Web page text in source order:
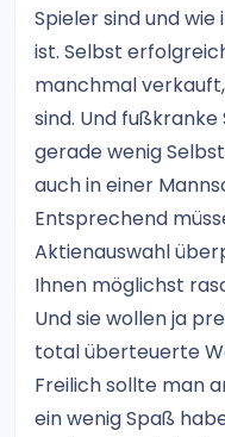
Spieler sind und
ist. Selbst
manchmal
sind. Und
gerade wenig
auch in einer
Entsprechend
Aktienauswahl
Ihnen möglichst
Und sie wollen ja
total überteuerte
Freilich sollte man
ein wenig Spaß